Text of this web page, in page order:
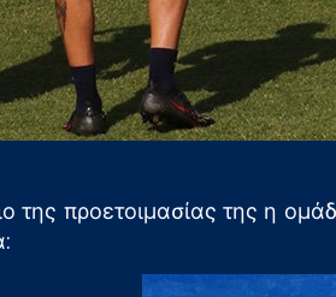
της προετοιμασίας της η